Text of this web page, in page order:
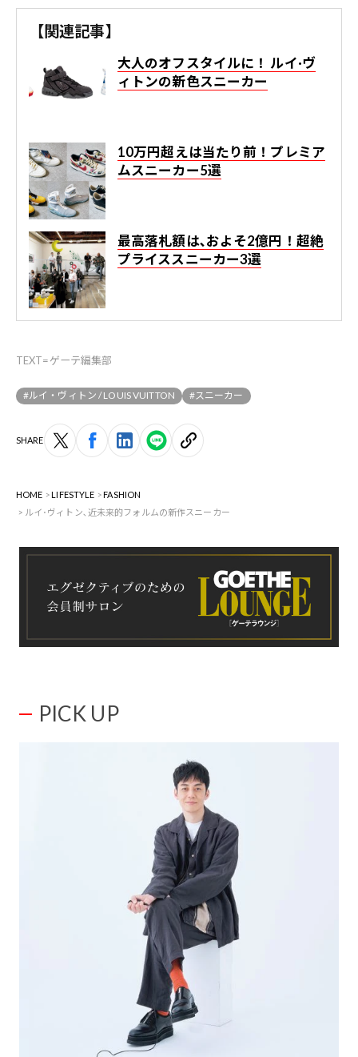
【関連記事】
大人のオフスタイルに！ ルイ·ヴ
ィトンの新色スニーカー
10万円超えは当たり前！プレミア
ムスニーカー5選
最高落札額は､およそ2億円！超絶
プライススニーカー3選
TEXT=ゲーテ編集部
#ルイ・ヴィトン / LOUIS VUITTON #スニーカー
SHARE
HOME LIFESTYLE
FASHION
ルイ･ヴィトン､近未来的フォルムの新作スニーカー
PICK UP